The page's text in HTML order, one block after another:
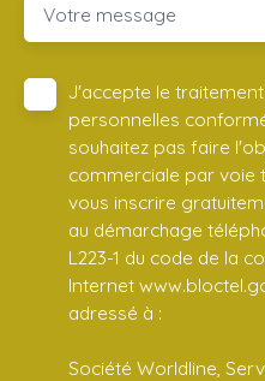
Votre message
J'accepte le
personnelles
souhaitez pas faire
commerciale par voie
vous inscrire
au démarchage
L223-1 du code de la
Internet
adressé à :
Société Worldline,